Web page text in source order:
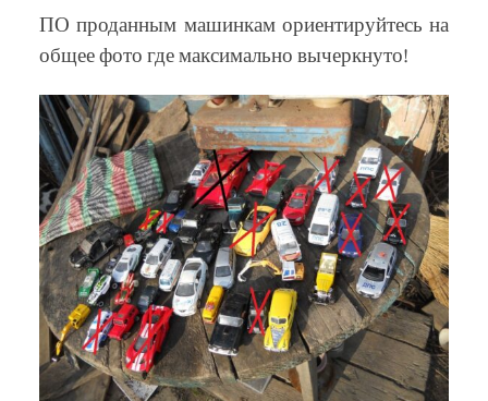
ПО проданным машинкам ориентируйтесь на
общее фото где максимально вычеркнуто!